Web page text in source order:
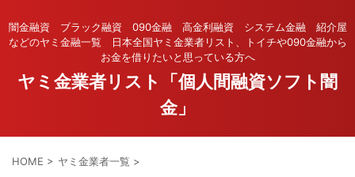
闇金融資 ブラック融資 090金融 高金利融資 システム金融 紹介屋
などのヤミ金融一覧 日本全国ヤミ金業者リスト、トイチや090金融から
お金を借りたいと思っている方へ
ヤミ金業者リスト「個人間融資ソフト闇
金」
HOME > ヤミ金業者一覧 >